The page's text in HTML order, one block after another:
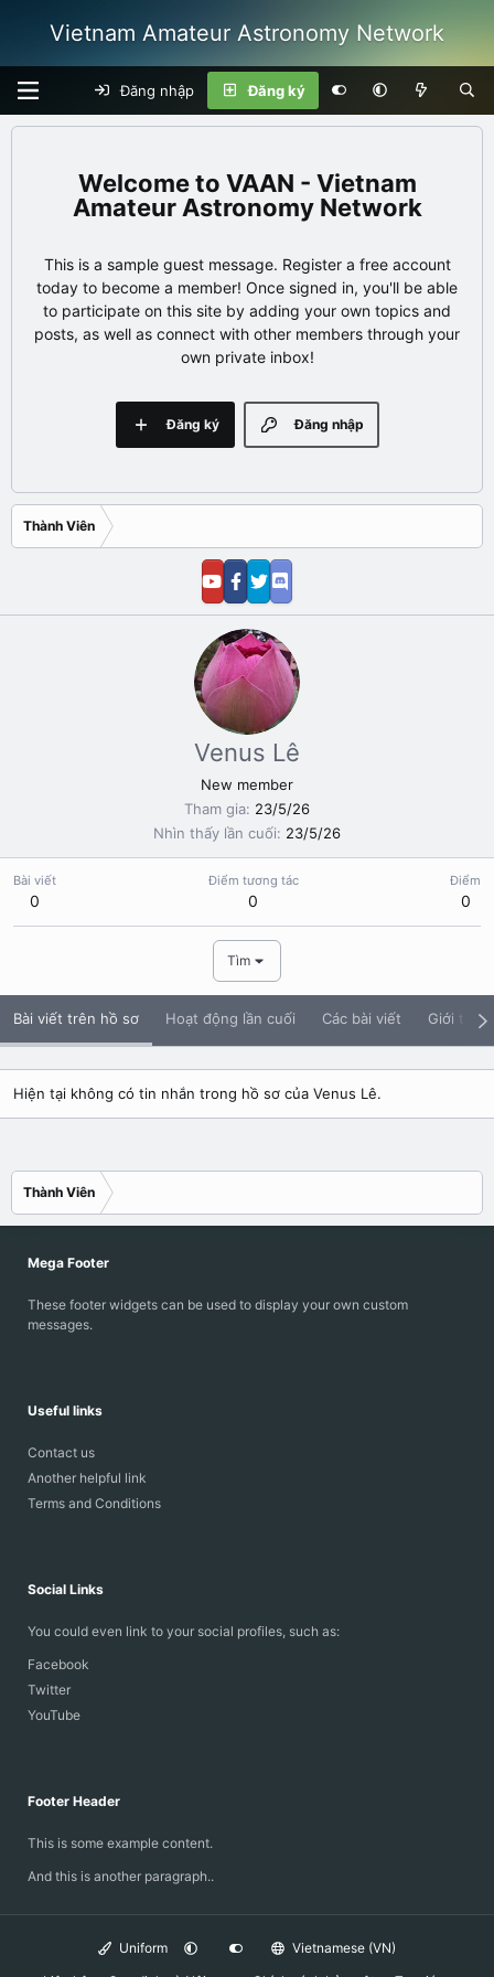
Vietnam Amateur Astronomy Network
Đăng nhập Đăng ký
VAAN - Vietnam
Amateur Astronomy Network
This is a sample guest message. Register a free account
today to become a member! Once signed in, you'll be able
to participate on this site by adding your own topics and
posts, as well as connect with other members through your
own private inbox!
Đăng nhập
Đăng ký
Thành Viên
Venus Lê
New member
Tham gia 23/5/26
Nhìn thấy lần cuối
23/5/26
Bài viết
0
Điểm tương tác
0
Điểm
0
Tìm
Bài viết trên hồ sơ Hoạt động lần cuối Các bài viết Giới thiệu
Hiện tại không có tin nhắn trong hồ sơ của Venus Lê.
Thành Viên
Mega Footer
These footer widgets can be used to display your own custom
messages.
Useful links
Contact us
Another helpful link
Terms and Conditions
Social Links
You could even link to your social profiles, such as:
Facebook
Twitter
YouTube
Footer Header
This is some example content.
And this is another paragraph..
Uniform
Vietnamese (VN)